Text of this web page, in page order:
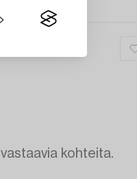
kohteita.